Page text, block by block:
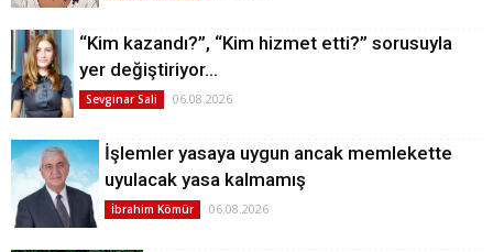
“Kim kazandı?”, “Kim hizmet etti?” sorusuyla
yer değiştiriyor…
Sevginar Sali 06.08.2026
İşlemler yasaya uygun ancak memlekette
uyulacak yasa kalmamış
İbrahim Kömür 06.08.2026